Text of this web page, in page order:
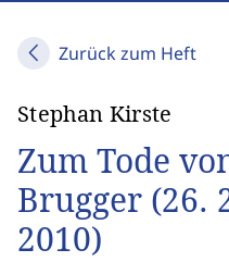
Zurück zum Heft
Stephan Kirste
Zum Tode
Brugger (26.
2010)